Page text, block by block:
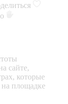
сайте,
которые
на площадке